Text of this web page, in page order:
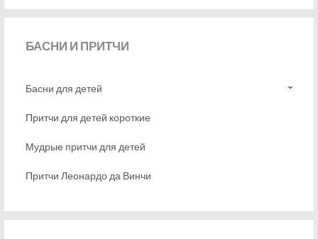
БАСНИ И ПРИТЧИ
Басни для детей
Притчи для детей короткие
Мудрые притчи для детей
Притчи Леонардо да Винчи